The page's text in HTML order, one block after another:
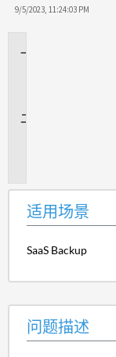
9/5/2023, 11:24:03 PM
适用场景
SaaS Backup
问题描述